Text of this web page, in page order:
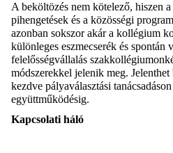
A beköltözés nem kötelező, hiszen
pihengetések és a közösségi
azonban sokszor akár a kollégium
különleges eszmecserék és spontán
felelősségvállalás
módszerekkel jelenik meg.
kezdve pályaválasztási
együttműködésig.
Kapcsolati háló